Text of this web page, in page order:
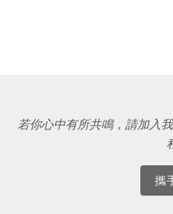
若你心中有所共鳴，請加入
攜